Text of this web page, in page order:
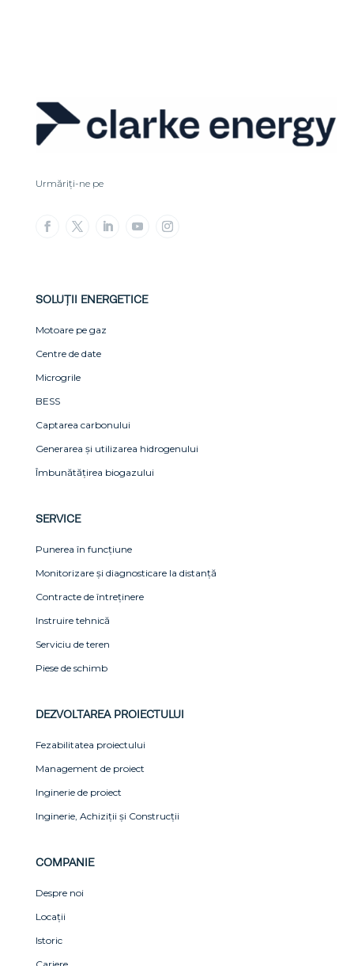
Urmăriți-ne pe
SOLUȚII ENERGETICE
Motoare pe gaz
Centre de date
Microgrile
BESS
Captarea carbonului
Generarea și utilizarea hidrogenului
Îmbunătățirea biogazului
SERVICE
Punerea în funcțiune
Monitorizare și diagnosticare la distanță
Contracte de întreținere
Instruire tehnică
Serviciu de teren
Piese de schimb
DEZVOLTAREA PROIECTULUI
Fezabilitatea proiectului
Management de proiect
Inginerie de proiect
Inginerie, Achiziții și Construcții
COMPANIE
Despre noi
Locații
Istoric